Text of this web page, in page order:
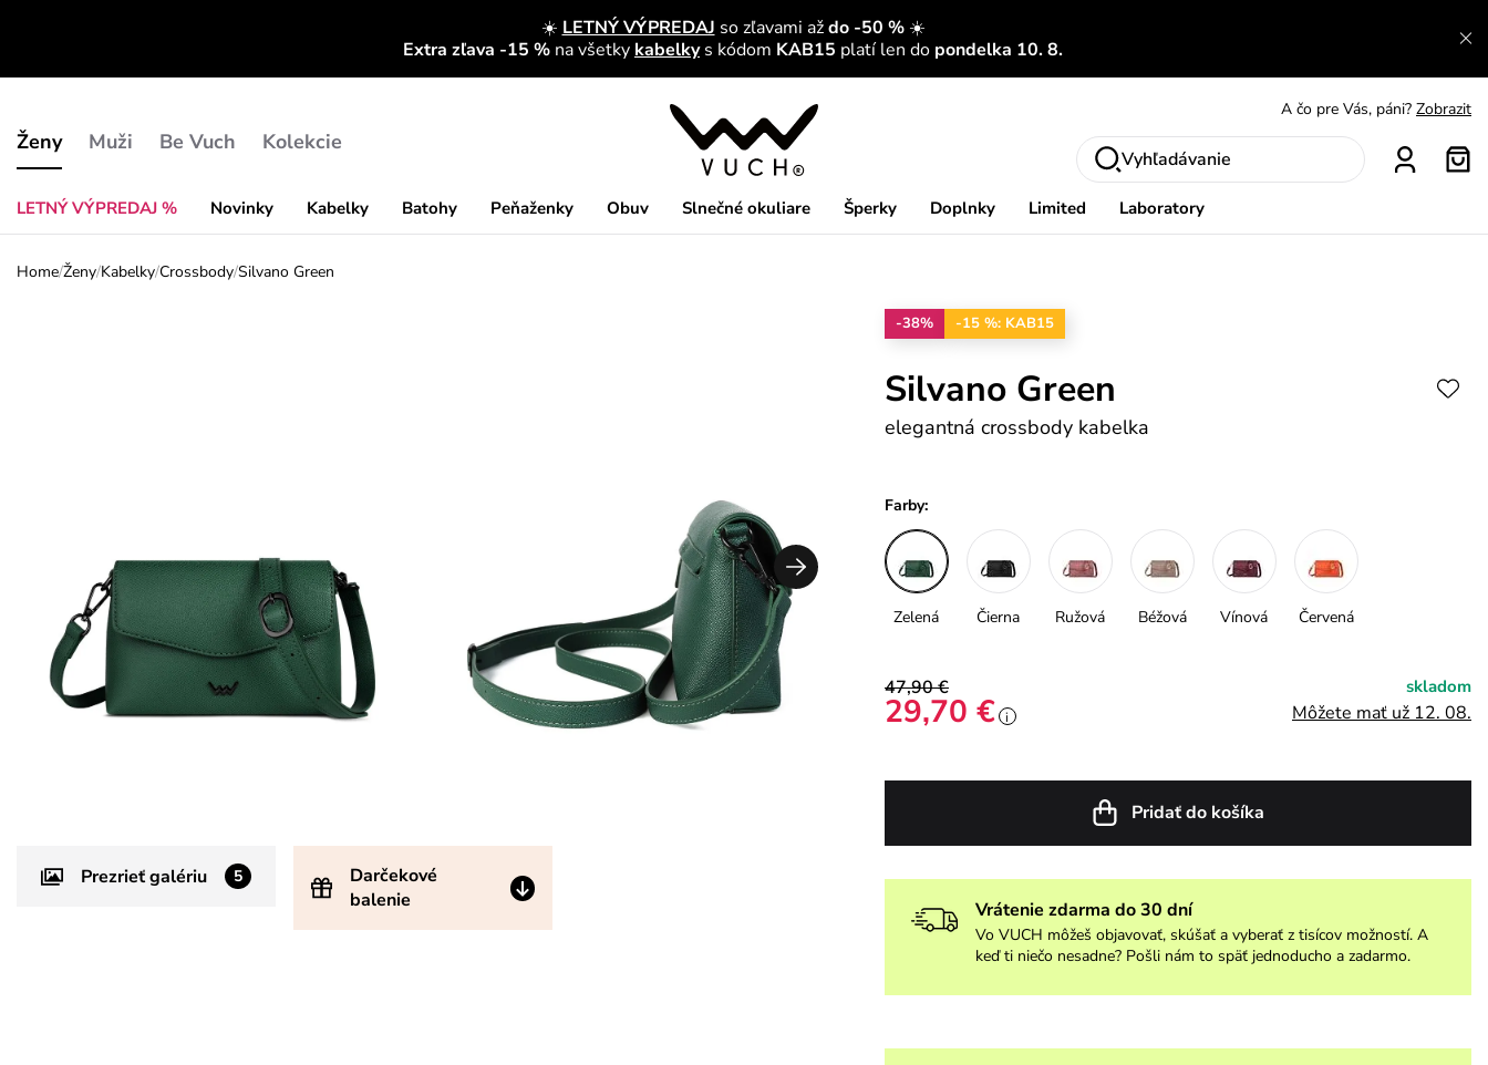
☀️ LETNÝ VÝPREDAJ so zľavami aždo -50 %☀️
Extra zľava -15 % na všetky kabelky s kódom KAB15 platí len do pondelka 10. 8.
Ženy
LETNÝ VÝPREDAJ % Novinky Kabelky Batohy Peňaženky Obuv Slnečné okuliare Šperky Doplnky Limited Laboratory
Muži Be Vuch Kolekcie
S čím chybu neurobíš? Pozri
Nech sa inšpirovať Zobraziť
Vyhľadávanie
Home/Ženy/Kabelky/Crossbody/Silvano Green
Prezrieť galériu 5
Darčekové
balenie
-38% -15 %: KAB15
Silvano Green
elegantná crossbody kabelka
Farby:
Zelená Čierna Ružová Béžová Vínová Červená
47,90 €
29,70 € i
skladom
Môžete mať už 12. 08.
Pridať do košíka
Vrátenie zdarma do 30 dní
Vo VUCH môžeš objavovať, skúšať a vyberať z tisícov možností. A
keď ti niečo nesadne? Pošli nám to späť jednoducho a zadarmo.